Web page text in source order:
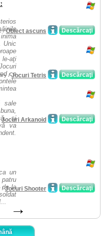
Unic
Descărcaţi
/Obiect ascuns
aţi
ca
Descărcaţi
/Jocuri Tetris
sale
şi
va
Descărcaţi
Jocuri Arkanoid
un
de la
Descărcaţi
/Jocuri Shooter
→